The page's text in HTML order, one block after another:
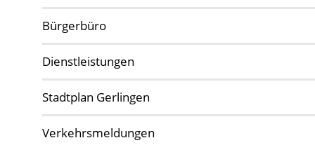
Bürgerbüro
Dienstleistungen
Stadtplan Gerlingen
Verkehrsmeldungen